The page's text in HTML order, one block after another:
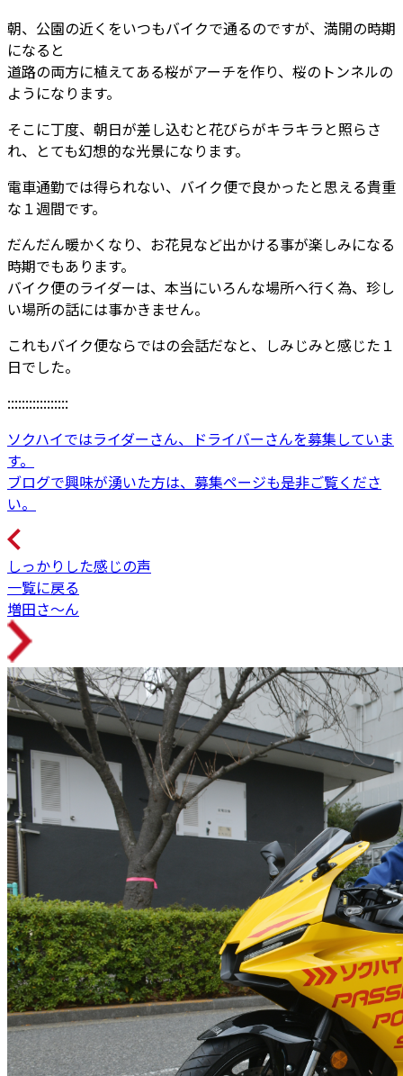
朝、公園の近くをいつもバイクで通るのですが、満開の時期
になると
道路の両方に植えてある桜がアーチを作り、桜のトンネルの
ようになります。
そこに丁度、朝日が差し込むと花びらがキラキラと照らさ
れ、とても幻想的な光景になります。
電車通勤では得られない、バイク便で良かったと思える貴重
な１週間です。
だんだん暖かくなり、お花見など出かける事が楽しみになる
時期でもあります。
バイク便のライダーは、本当にいろんな場所へ行く為、珍し
い場所の話には事かきません。
これもバイク便ならではの会話だなと、しみじみと感じた１
日でした。
:::::::::::::::::
ソクハイではライダーさん、ドライバーさんを募集していま
す。
ブログで興味が湧いた方は、募集ページも是非ご覧くださ
い。
しっかりした感じの声
一覧に戻る
増田さ～ん